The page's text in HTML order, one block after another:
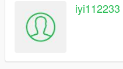
iyi112233